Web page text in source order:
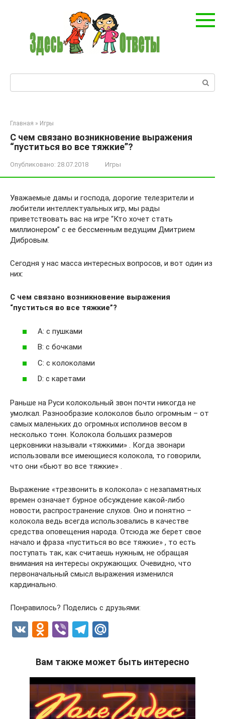
Поиск:
Главная » Игры
С чем связано возникновение выражения
“пуститься во все тяжкие”?
Опубликовано: 28.07.2018 Игры
Уважаемые дамы и господа, дорогие телезрители и
любители интеллектуальных игр, мы рады
приветствовать вас на игре “Кто хочет стать
миллионером” с ее бессменным ведущим Дмитрием
Дибровым.
Сегодня у нас масса интересных вопросов, и вот один из
них:
С чем связано возникновение выражения
“пуститься во все тяжкие”?
A: с пушками
B: с бочками
C: с колоколами
D: с каретами
Раньше на Руси колокольный звон почти никогда не
умолкал. Разнообразие колоколов было огромным – от
самых маленьких до огромных исполинов весом в
несколько тонн. Колокола больших размеров
церковники называли «тяжкими» . Когда звонари
использовали все имеющиеся колокола, то говорили,
что они «бьют во все тяжкие» .
Выражение «трезвонить в колокола» с незапамятных
времен означает бурное обсуждение какой-либо
новости, распространение слухов. Оно и понятно –
колокола ведь всегда использовались в качестве
средства оповещения народа. Отсюда же берет свое
начало и фраза «пуститься во все тяжкие» , то есть
поступать так, как считаешь нужным, не обращая
внимания на интересы окружающих. Очевидно, что
первоначальный смысл выражения изменился
кардинально.
Понравилось? Поделись с друзьями:
V
O
n
o
kl
a
Vi
er
T
e
gr
a
m
.R
u
Вам также может быть интересно